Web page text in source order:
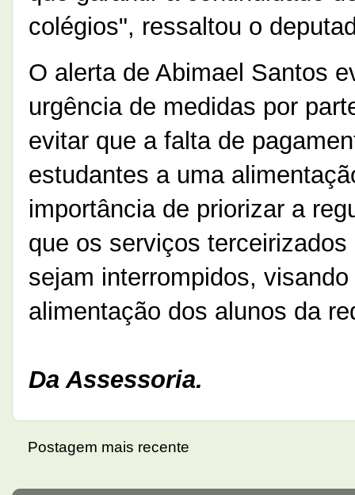
colégios", ressaltou o
O alerta de Abimael Santos
urgência de medidas por
evitar que a falta de
estudantes a uma
importância de priorizar a
que os serviços
sejam interrompidos,
alimentação dos alunos da
Da Assessoria.
Postagem mais recente